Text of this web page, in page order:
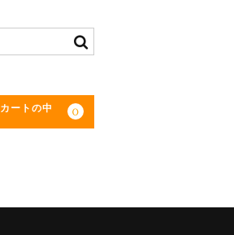
カートの中 0